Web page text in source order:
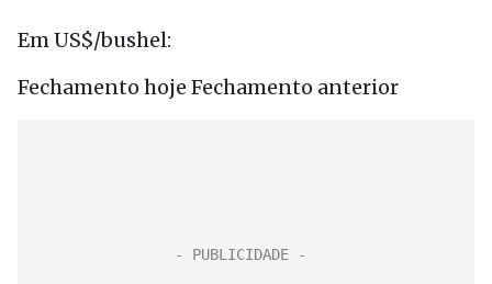
Em US$/bushel:
Fechamento hoje Fechamento anterior